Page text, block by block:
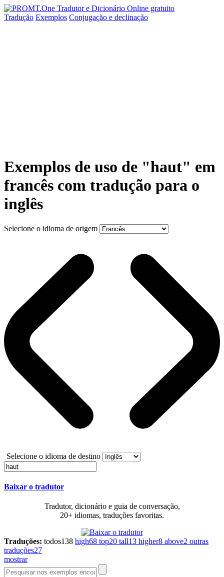
Tradução Exemplos Conjugação e declinação
Exemplos de uso de "haut" em
francês com tradução para o
inglês
Selecione o idioma de origem
Selecione o idioma de destino
Baixar o tradutor
Tradutor, dicionário e guia de conversação,
20+ idiomas, traduções favoritas.
Traduções: todos138 high68 top20 tall13 higher8 above2 outras
traduções27
mostrar